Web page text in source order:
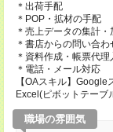
＊出荷手配
＊POP・拡材の手配
＊売上データの集計・
＊書店からの問い合わ
＊資料作成・帳票代理
＊電話・メール対応
【OAスキル】Google
Excel(ピボットテーブ
職場の雰囲気